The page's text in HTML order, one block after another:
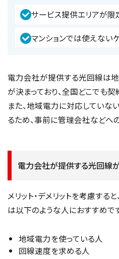
サービス提供エリアが限
マンションでは使えない
電力会社が提供する光回線は
が決まっており、全国どこでも
また、地域電力に対応してい
るため、事前に管理会社などへ
電力会社が提供する光回線
メリット・デメリットを考慮す
は以下のような人におすすめで
地域電力を使っている人
回線速度を求める人